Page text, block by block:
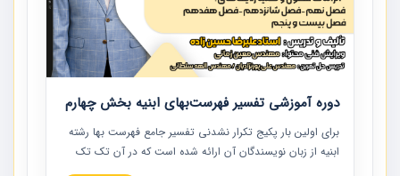
دوره آموزشی تفسیر فهرست‌بهای ابنیه بخش چهارم
برای اولین بار پکیج تکرار نشدنی تفسیر جامع فهرست بها رشته
ابنیه از زبان نویسندگان آن ارائه شده است که در آن تک تک
ردیف ها و مطالب فهرست بها تفسیر و ارائه شده است. این